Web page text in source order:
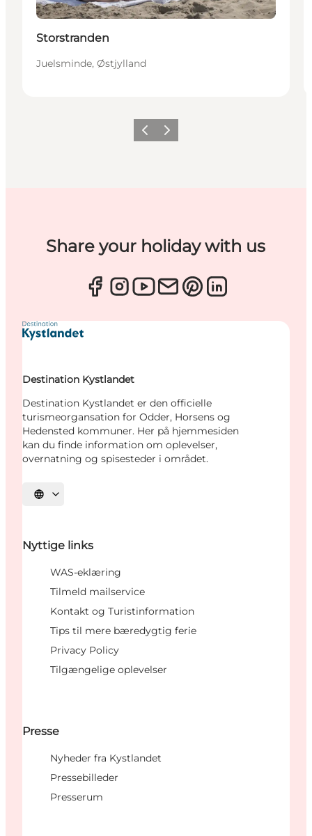
Storstranden
Juelsminde, Østjylland
ForrigeNæste
Share your holiday with us
Destination Kystlandet
Destination Kystlandet er den officielle
turismeorgansation for Odder, Horsens og
Hedensted kommuner. Her på hjemmesiden
kan du finde information om oplevelser,
overnatning og spisesteder i området.
Vælg sprog
Nyttige links
WAS-eklæring
Tilmeld mailservice
Kontakt og Turistinformation
Tips til mere bæredygtig ferie
Privacy Policy
Tilgængelige oplevelser
Presse
Nyheder fra Kystlandet
Pressebilleder
Presserum